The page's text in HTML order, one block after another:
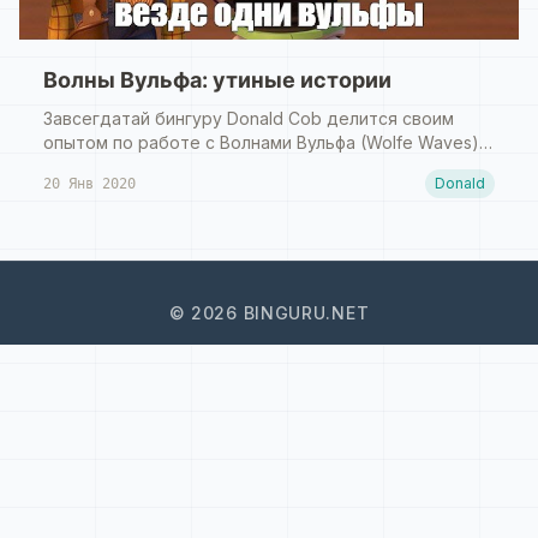
Волны Вульфа: утиные истории
Завсегдатай бингуру Donald Cob делится своим
опытом по работе с Волнами Вульфа (Wolfe Waves):
волновой методикой, разработанной в середине
90х...
20 Янв 2020 Donald
© 2026 BINGURU.NET